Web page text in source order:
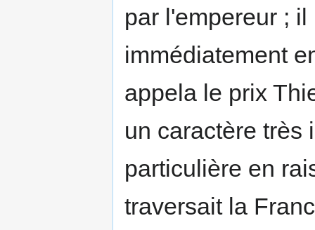
par l'empereur ;
immédiatement
appela le prix
un caractère très
particulière en
traversait la